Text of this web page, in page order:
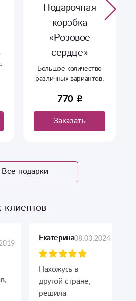
Подарочная
коробка
«Розовое
сердце»
Большое количество
различных вариантов.
770
Заказать
Все подарки
Екатерина08.03.2024
Нахожусь в
другой стране,
решила